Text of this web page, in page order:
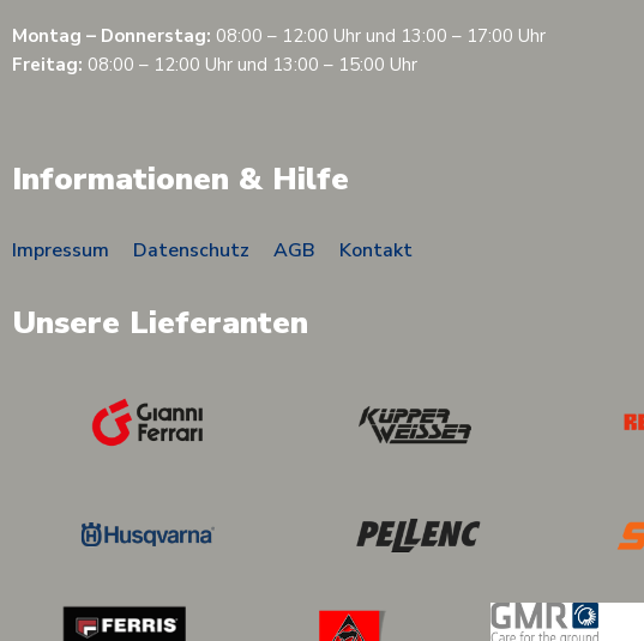
Montag – Donnerstag: 08:00 – 12:00 Uhr und
Freitag: 08:00 – 12:00 Uhr und 13:00 – 15:00 Uhr
Informationen & Hilfe
Impressum Datenschutz AGB Kontakt
Unsere Lieferanten